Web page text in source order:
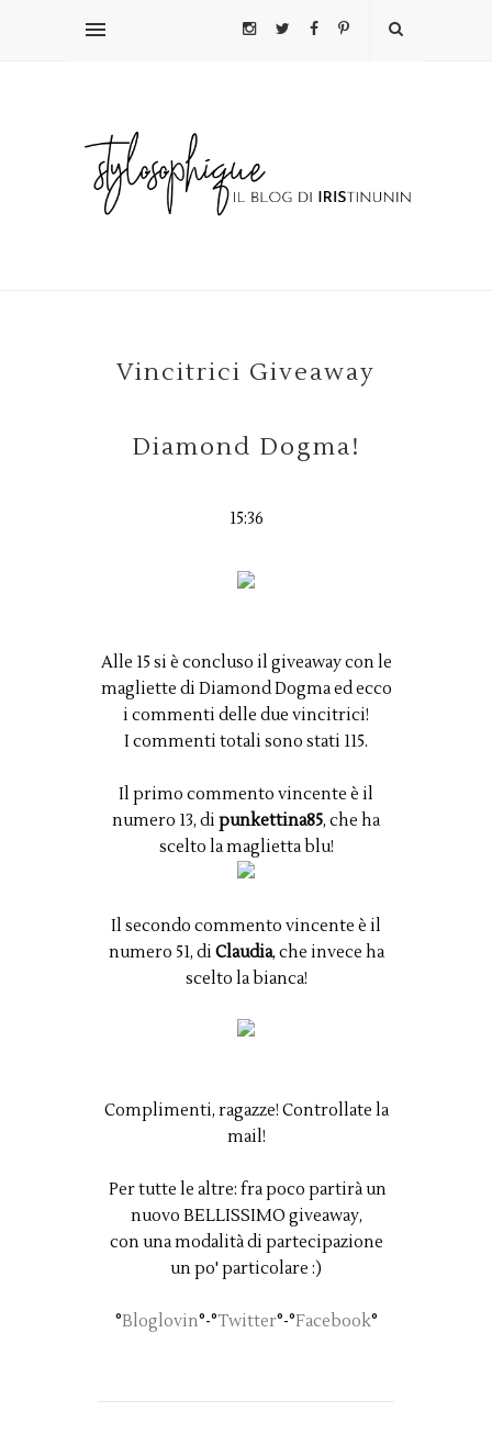
Vincitrici Giveaway
Diamond Dogma!
15:36
Alle 15 si è concluso il giveaway con le
magliette di Diamond Dogma ed ecco
i commenti delle due vincitrici!
I commenti totali sono stati 115.
Il primo commento vincente è il
numero 13, di punkettina85, che ha
scelto la maglietta blu!
Il secondo commento vincente è il
numero 51, di Claudia, che invece ha
scelto la bianca!
Complimenti, ragazze! Controllate la
mail!
Per tutte le altre: fra poco partirà un
nuovo BELLISSIMO giveaway,
con una modalità di partecipazione
un po' particolare :)
°Bloglovin°-°Twitter°-°Facebook°